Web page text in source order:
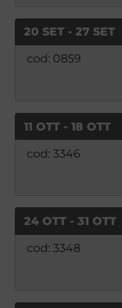
20 SET - 27 SET
cod: 0859
11 OTT - 18 OTT
cod: 3346
24 OTT - 31 OTT
cod: 3348